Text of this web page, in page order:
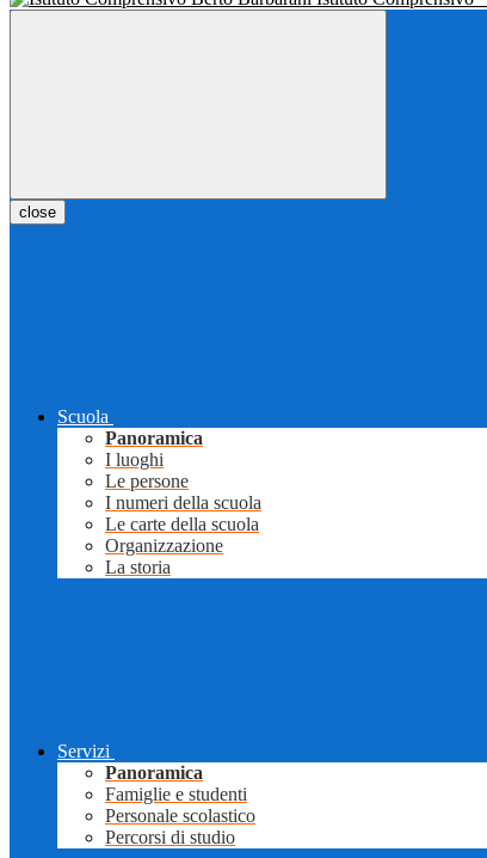
close
Scuola
Panoramica
I luoghi
Le persone
I numeri della scuola
Le carte della scuola
Organizzazione
La storia
Servizi
Panoramica
Famiglie e studenti
Personale scolastico
Percorsi di studio